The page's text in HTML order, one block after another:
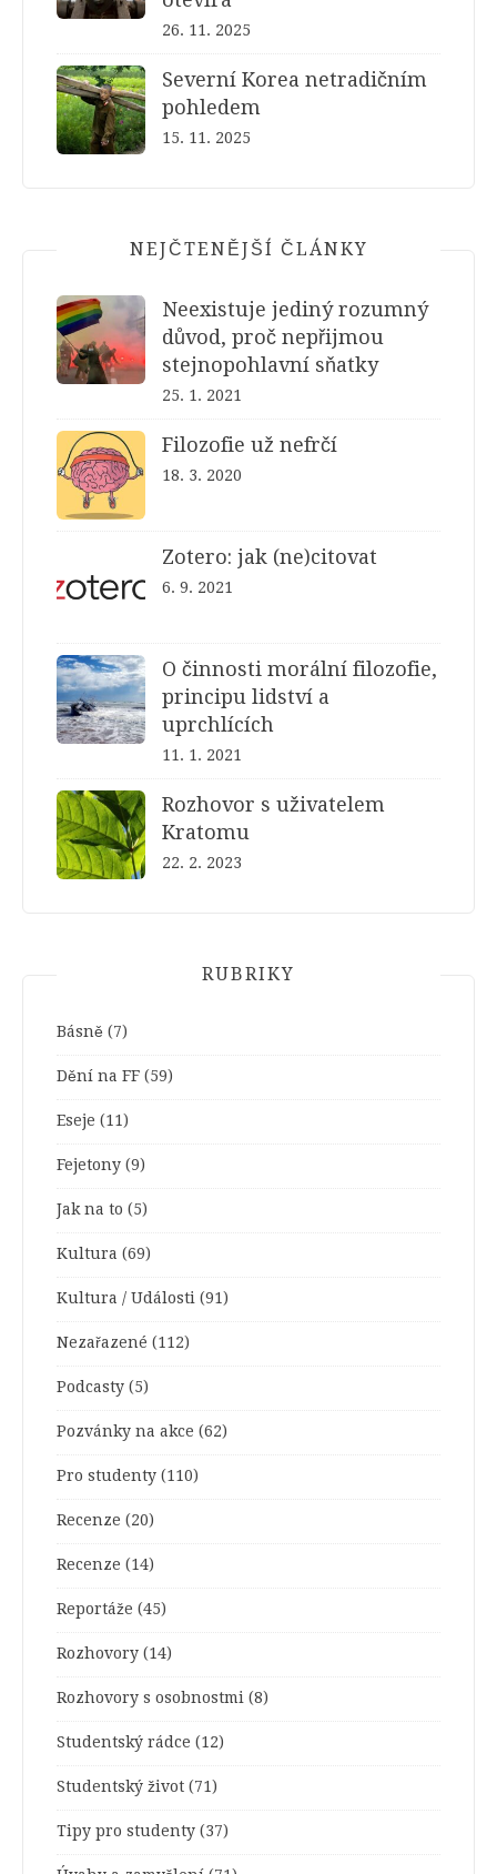
26. 11. 2025
Severní Korea netradičním
pohledem
15. 11. 2025
NEJČTENĚJŠÍ ČLÁNKY
Neexistuje jediný rozumný
důvod, proč nepřijmou
stejnopohlavní sňatky
25. 1. 2021
Filozofie už nefrčí
18. 3. 2020
Zotero: jak (ne)citovat
6. 9. 2021
O činnosti morální filozofie,
principu lidství a
uprchlících
11. 1. 2021
Rozhovor s uživatelem
Kratomu
22. 2. 2023
RUBRIKY
Básně (7)
Dění na FF (59)
Eseje (11)
Fejetony (9)
Jak na to (5)
Kultura (69)
Kultura / Události (91)
Nezařazené (112)
Podcasty (5)
Pozvánky na akce (62)
Pro studenty (110)
Recenze (20)
Recenze (14)
Reportáže (45)
Rozhovory (14)
Rozhovory s osobnostmi (8)
Studentský rádce (12)
Studentský život (71)
Tipy pro studenty (37)